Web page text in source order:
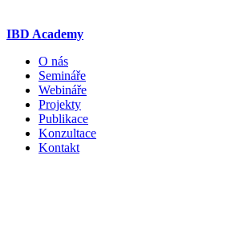
IBD Academy
O nás
Semináře
Webináře
Projekty
Publikace
Konzultace
Kontakt